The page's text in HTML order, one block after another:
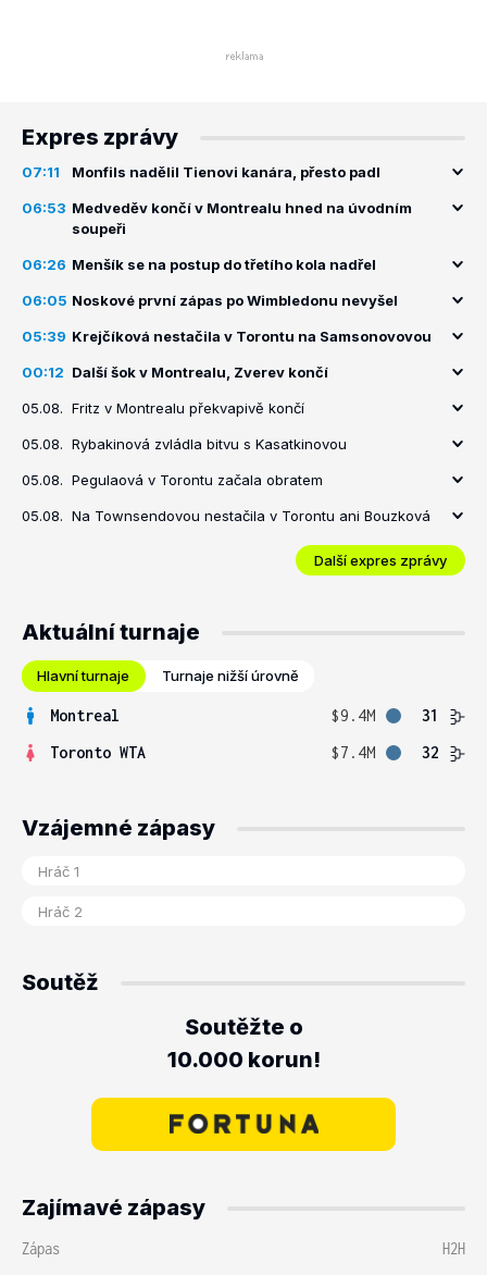
Expres zprávy
07:11 Monfils nadělil Tienovi kanára, přesto padl
06:53 Medveděv končí v Montrealu hned na úvodním
soupeři
06:26 Menšík se na postup do třetího kola nadřel
06:05 Noskové první zápas po Wimbledonu nevyšel
05:39 Krejčíková nestačila v Torontu na Samsonovovou
00:12 Další šok v Montrealu, Zverev končí
05.08. Fritz v Montrealu překvapivě končí
05.08. Rybakinová zvládla bitvu s Kasatkinovou
05.08. Pegulaová v Torontu začala obratem
05.08. Na Townsendovou nestačila v Torontu ani Bouzková
Další expres zprávy
Aktuální turnaje
Hlavní turnaje Turnaje nižší úrovně
Montreal $9.4M
31
Toronto WTA
$7.4M 32
Vzájemné zápasy
Soutěž
Soutěžte o
10.000 korun!
Zajímavé zápasy
Zápas
H2H